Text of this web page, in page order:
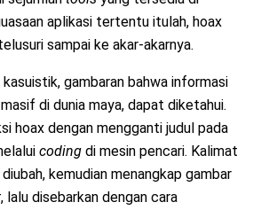
aplikasi tertentu itulah, hoax
sampai ke akar-akarnya.
kasuistik, gambaran bahwa informasi
di dunia maya, dapat diketahui.
hoax dengan mengganti judul pada
coding di mesin pencari. Kalimat
kemudian menangkap gambar
, lalu disebarkan dengan cara